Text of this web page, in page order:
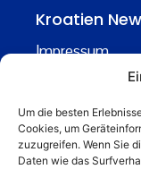
Um die besten
Cookies, um
zuzugreifen. Wenn Sie
Daten wie das
Kroatien
Impressum
Kontakt
Über uns